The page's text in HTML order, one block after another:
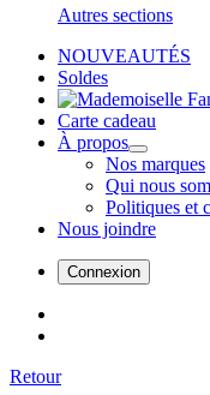
Autres sections
NOUVEAUTÉS
Soldes
Carte cadeau
À propos
Nos marques
Qui nous
Politiques et
Nous joindre
Connexion
Retour